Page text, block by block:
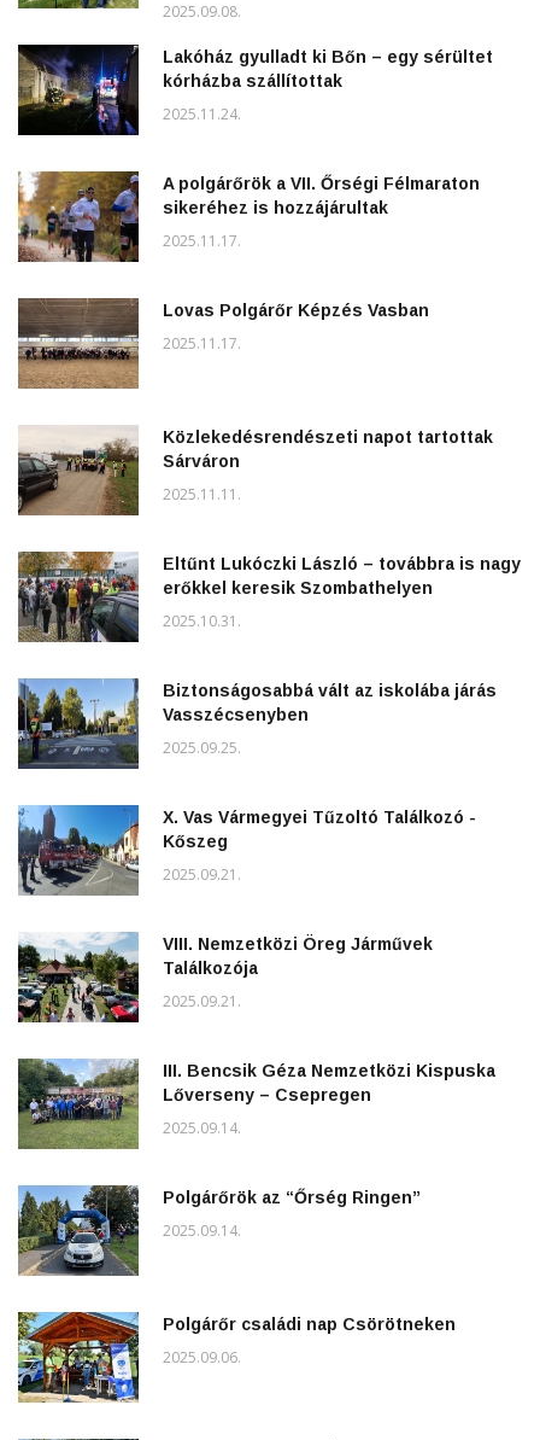
2025.09.08.
Lakóház gyulladt ki Bőn – egy sérültet
kórházba szállítottak
2025.11.24.
A polgárőrök a VII. Őrségi Félmaraton
sikeréhez is hozzájárultak
2025.11.17.
Lovas Polgárőr Képzés Vasban
2025.11.17.
Közlekedésrendészeti napot tartottak
Sárváron
2025.11.11.
Eltűnt Lukóczki László – továbbra is nagy
erőkkel keresik Szombathelyen
2025.10.31.
Biztonságosabbá vált az iskolába járás
Vasszécsenyben
2025.09.25.
X. Vas Vármegyei Tűzoltó Találkozó -
Kőszeg
2025.09.21.
VIII. Nemzetközi Öreg Járművek
Találkozója
2025.09.21.
III. Bencsik Géza Nemzetközi Kispuska
Lőverseny – Csepregen
2025.09.14.
Polgárőrök az “Őrség Ringen”
2025.09.14.
Polgárőr családi nap Csörötneken
2025.09.06.